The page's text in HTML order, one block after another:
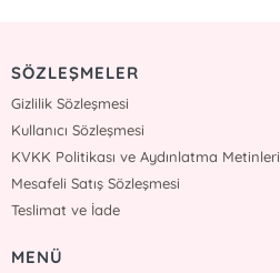
SÖZLEŞMELER
Gizlilik Sözleşmesi
Kullanıcı Sözleşmesi
KVKK Politikası ve Aydınlatma Metinleri
Mesafeli Satış Sözleşmesi
Teslimat ve İade
MENÜ